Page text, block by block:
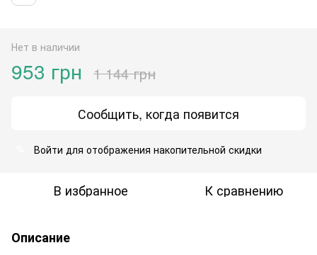
Нет в наличии
953 грн 1 144 грн
Сообщить, когда появится
Войти для отображения накопительной скидки
В избранное К сравнению
Описание